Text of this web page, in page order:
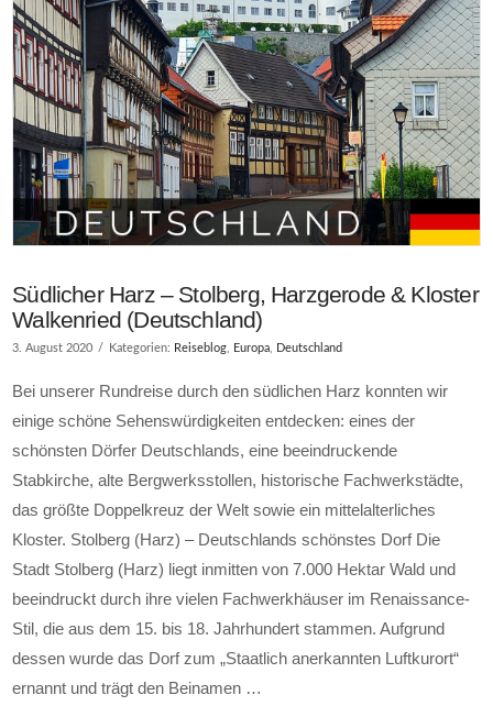
Südlicher Harz – Stolberg, Harzgerode & Kloster
Walkenried (Deutschland)
3. August 2020 Kategorien: Reiseblog, Europa, Deutschland
Bei unserer Rundreise durch den südlichen Harz konnten wir
einige schöne Sehenswürdigkeiten entdecken: eines der
schönsten Dörfer Deutschlands, eine beeindruckende
Stabkirche, alte Bergwerksstollen, historische Fachwerkstädte,
das größte Doppelkreuz der Welt sowie ein mittelalterliches
Kloster. Stolberg (Harz) – Deutschlands schönstes Dorf Die
Stadt Stolberg (Harz) liegt inmitten von 7.000 Hektar Wald und
beeindruckt durch ihre vielen Fachwerkhäuser im Renaissance-
Stil, die aus dem 15. bis 18. Jahrhundert stammen. Aufgrund
dessen wurde das Dorf zum „Staatlich anerkannten Luftkurort“
ernannt und trägt den Beinamen …